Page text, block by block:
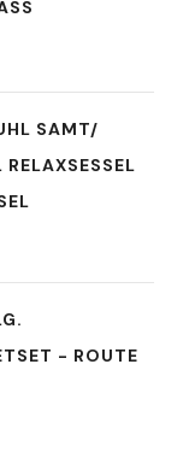
SAMT/
- ROUTE